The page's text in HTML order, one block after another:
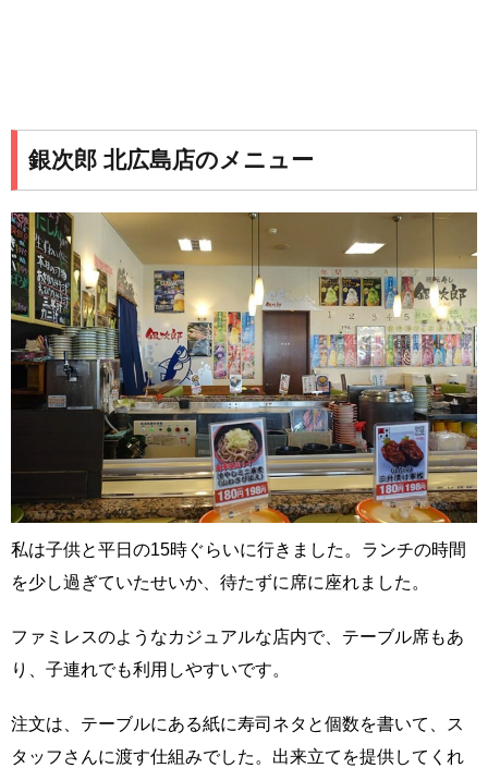
銀次郎 北広島店のメニュー
私は子供と平日の15時ぐらいに行きました。ランチの時間
を少し過ぎていたせいか、待たずに席に座れました。
ファミレスのようなカジュアルな店内で、テーブル席もあ
り、子連れでも利用しやすいです。
注文は、テーブルにある紙に寿司ネタと個数を書いて、ス
タッフさんに渡す仕組みでした。出来立てを提供してくれ